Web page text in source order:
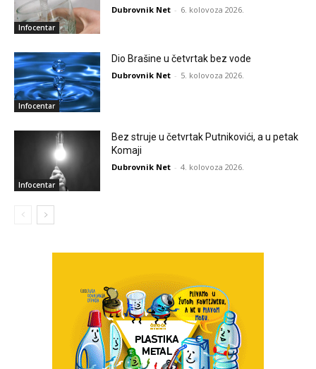
Infocentar
Dubrovnik Net - 6. kolovoza 2026.
Infocentar
Dio Brašine u četvrtak bez vode
Dubrovnik Net - 5. kolovoza 2026.
Infocentar
Bez struje u četvrtak Putnikovići, a u petak
Komaji
Dubrovnik Net - 4. kolovoza 2026.